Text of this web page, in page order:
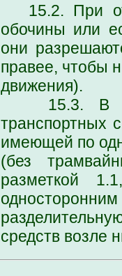
15.2. При
обочины или
они
правее, чтобы
движения).
15.3. В
транспортных
имеющей по
(без
разметкой
средств возле